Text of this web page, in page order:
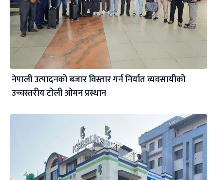
नेपाली उत्पादनको बजार विस्तार गर्न निर्यात व्यवसायीको
उच्चस्तरीय टोली ओमन प्रस्थान